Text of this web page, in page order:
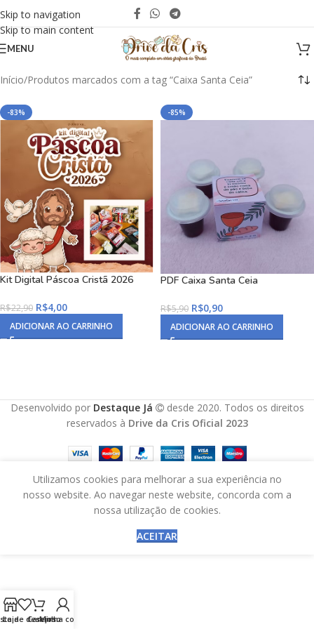
Skip to navigation
Skip to main content
MENU
Início Produtos marcados com a tag “Caixa Santa Ceia”
-83%
Kit Digital Páscoa Cristã 2026
R$22,90 R$4,00
ADICIONAR AO CARRINHO
-85%
PDF Caixa Santa Ceia
R$5,90 R$0,90
ADICIONAR AO CARRINHO
Desenvolvido por Destaque Já
desde 2020. Todos os direitos
reservados à Drive da Cris Oficial 2023
Utilizamos cookies para melhorar a sua experiência no
nosso website. Ao navegar neste website, concorda com a
nossa utilização de cookies.
ACEITAR
Lojade desejos
Carrinho
Minha conta